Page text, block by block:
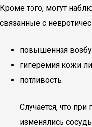
Кроме того, могут
связанные с
повышенная
гиперемия кожи
потливость.
Случается, что
изменялись